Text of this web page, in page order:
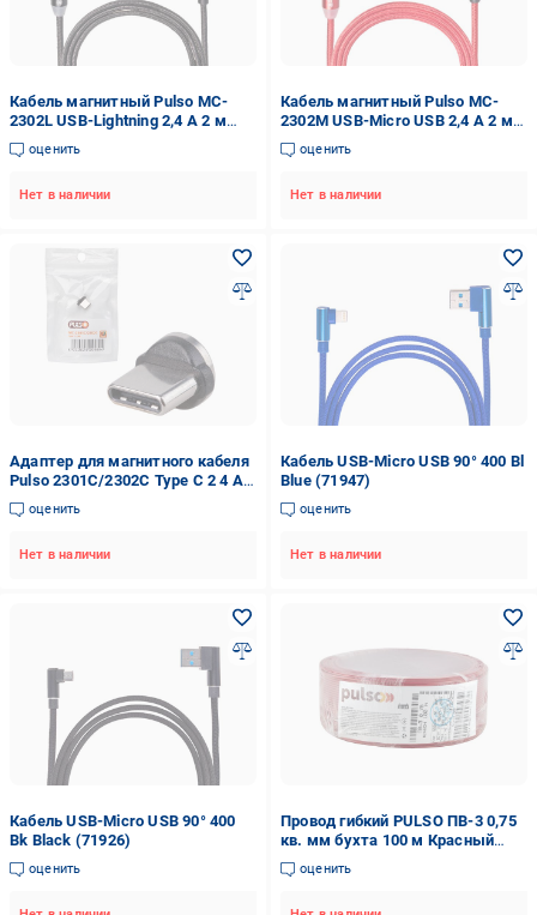
Кабель магнитный Pulso MC-
2302L USB-Lightning 2,4 А 2 м
только зарядка Black (115410)
оценить
Нет в наличии
Кабель магнитный Pulso MC-
2302M USB-Micro USB 2,4 А 2 м
только зарядка Red (115413)
оценить
Нет в наличии
Адаптер для магнитного кабеля
Pulso 2301C/2302C Type C 2 4 А
(MC-2301C/2302C)
оценить
Нет в наличии
Кабель USB-Micro USB 90° 400 Bl
Blue (71947)
оценить
Нет в наличии
Кабель USB-Micro USB 90° 400
Bk Black (71926)
оценить
Провод гибкий PULSO ПВ-3 0,75
кв. мм бухта 100 м Красный
(00000065468)
оценить